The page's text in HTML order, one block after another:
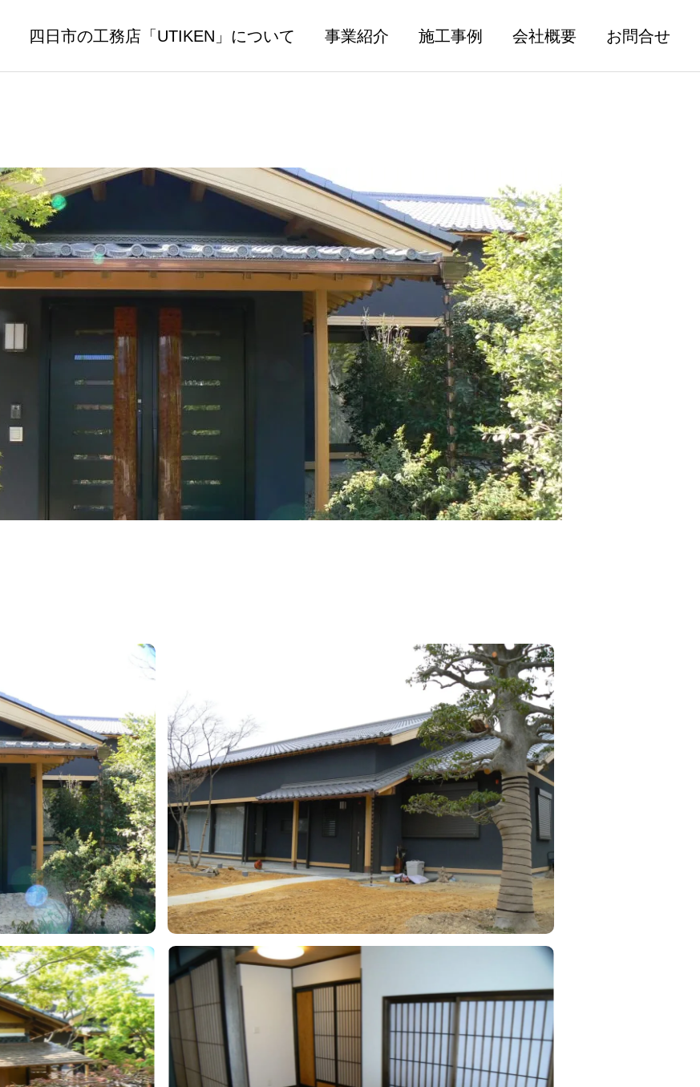
四日市の工務店「UTIKEN」について 事業紹介 施工事例 会社概要 お問合せ